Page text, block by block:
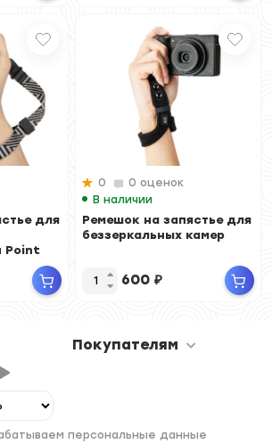
для
Point
0
0 оценок
В наличии
Ремешок на запястье для
беззеркальных камер
600 ₽
Покупателям
персональные данные